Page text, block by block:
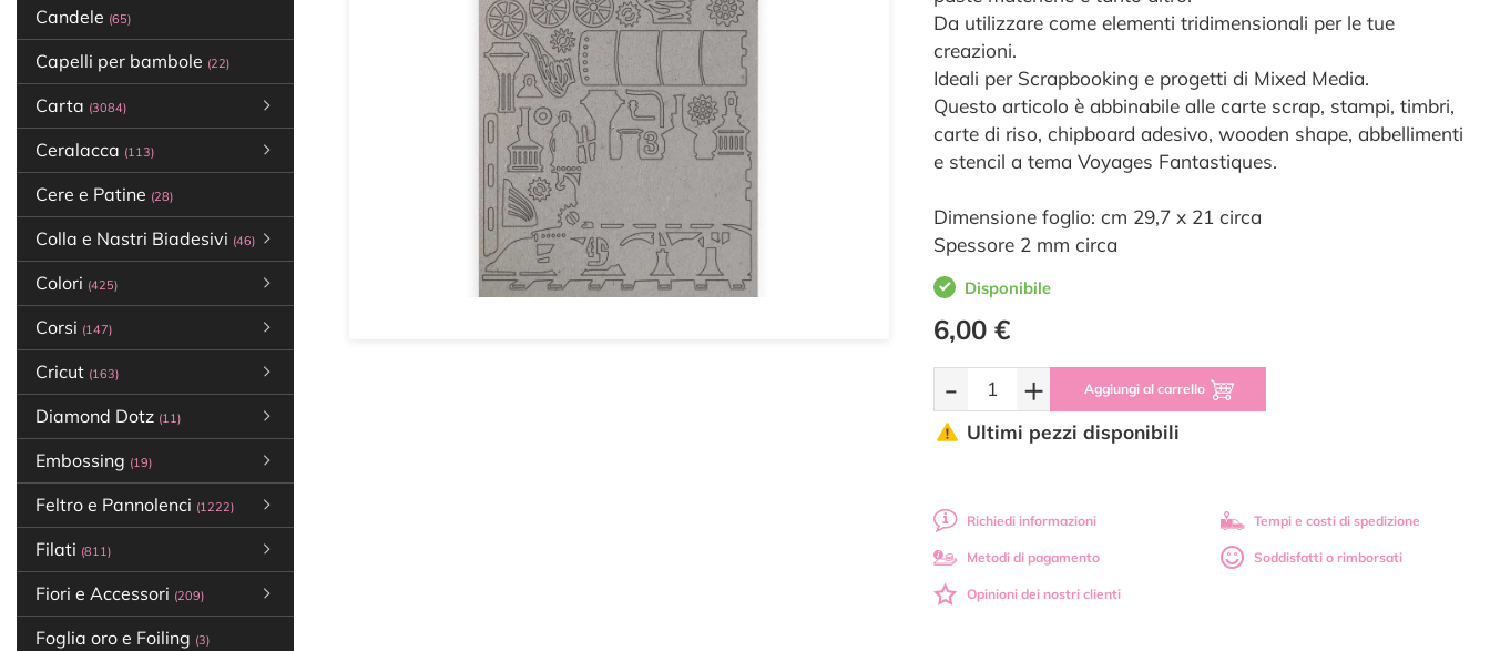
Candele (65)
Capelli per bambole (22)
Carta (3084)
Ceralacca (113)
Cere e Patine (28)
Colla e Nastri Biadesivi (46)
Colori (425)
Corsi (147)
Cricut (163)
Diamond Dotz (11)
Embossing (19)
Feltro e Pannolenci (1222)
Filati (811)
Fiori e Accessori (209)
Foglia oro e Foiling (3)
Da utilizzare come elementi tridimensionali per le tue
creazioni.
Ideali per Scrapbooking e progetti di Mixed Media.
Questo articolo è abbinabile alle carte scrap, stampi, timbri,
carte di riso, chipboard adesivo, wooden shape, abbellimenti
e stencil a tema Voyages Fantastiques.
Dimensione foglio: cm 29,7 x 21 circa
Spessore 2 mm circa
Disponibile
6,00 €
- + Aggiungi al carrello
Ultimi pezzi disponibili
Richiedi informazioni Tempi e costi di spedizione
Metodi di pagamento Soddisfatti o rimborsati
Opinioni dei nostri clienti